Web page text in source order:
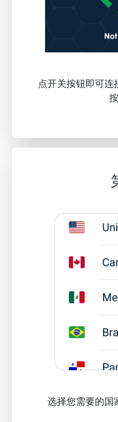
点开关按钮即可
选择您需要的国